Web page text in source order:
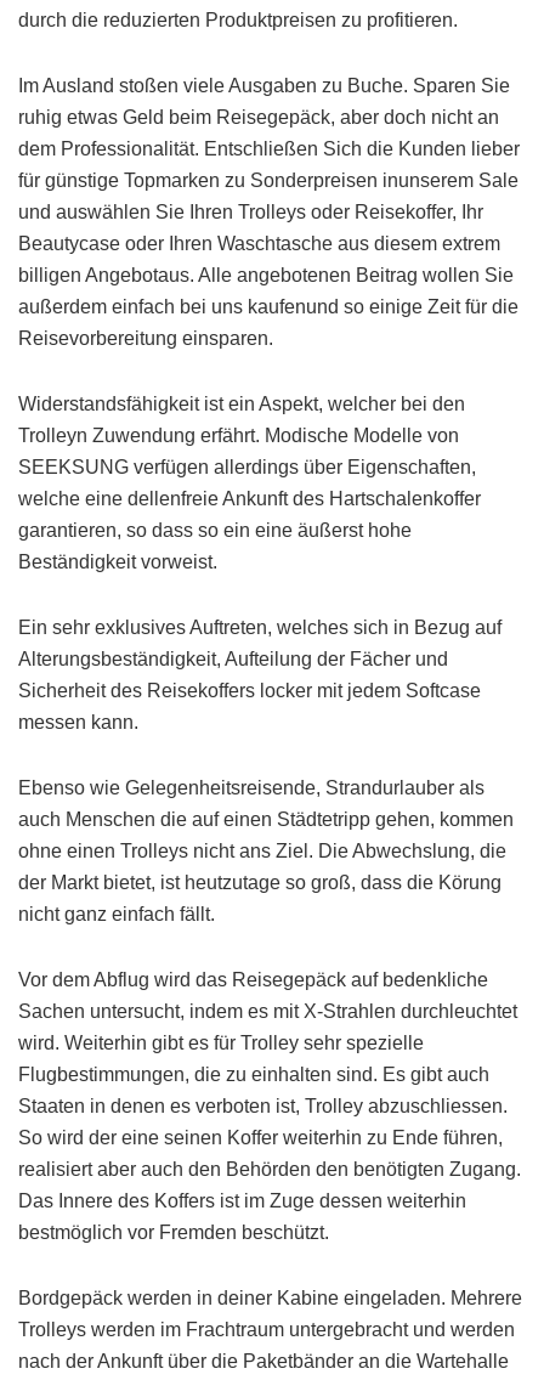
durch die reduzierten Produktpreisen zu profitieren.
Im Ausland stoßen viele Ausgaben zu Buche. Sparen Sie
ruhig etwas Geld beim Reisegepäck, aber doch nicht an
dem Professionalität. Entschließen Sich die Kunden lieber
für günstige Topmarken zu Sonderpreisen inunserem Sale
und auswählen Sie Ihren Trolleys oder Reisekoffer, Ihr
Beautycase oder Ihren Waschtasche aus diesem extrem
billigen Angebotaus. Alle angebotenen Beitrag wollen Sie
außerdem einfach bei uns kaufenund so einige Zeit für die
Reisevorbereitung einsparen.
Widerstandsfähigkeit ist ein Aspekt, welcher bei den
Trolleyn Zuwendung erfährt. Modische Modelle von
SEEKSUNG verfügen allerdings über Eigenschaften,
welche eine dellenfreie Ankunft des Hartschalenkoffer
garantieren, so dass so ein eine äußerst hohe
Beständigkeit vorweist.
Ein sehr exklusives Auftreten, welches sich in Bezug auf
Alterungsbeständigkeit, Aufteilung der Fächer und
Sicherheit des Reisekoffers locker mit jedem Softcase
messen kann.
Ebenso wie Gelegenheitsreisende, Strandurlauber als
auch Menschen die auf einen Städtetripp gehen, kommen
ohne einen Trolleys nicht ans Ziel. Die Abwechslung, die
der Markt bietet, ist heutzutage so groß, dass die Körung
nicht ganz einfach fällt.
Vor dem Abflug wird das Reisegepäck auf bedenkliche
Sachen untersucht, indem es mit X-Strahlen durchleuchtet
wird. Weiterhin gibt es für Trolley sehr spezielle
Flugbestimmungen, die zu einhalten sind. Es gibt auch
Staaten in denen es verboten ist, Trolley abzuschliessen.
So wird der eine seinen Koffer weiterhin zu Ende führen,
realisiert aber auch den Behörden den benötigten Zugang.
Das Innere des Koffers ist im Zuge dessen weiterhin
bestmöglich vor Fremden beschützt.
Bordgepäck werden in deiner Kabine eingeladen. Mehrere
Trolleys werden im Frachtraum untergebracht und werden
nach der Ankunft über die Paketbänder an die Wartehalle